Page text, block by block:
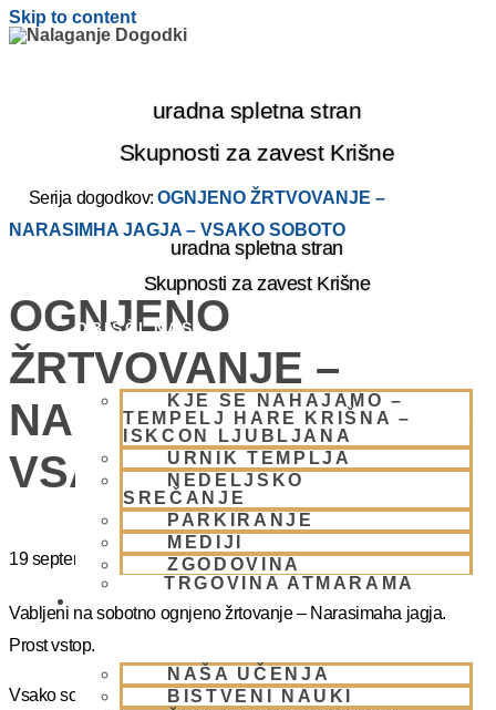
Skip to content
uradna spletna stran
Skupnosti za zavest Krišne
uradna spletna stran
Skupnosti za zavest Krišne
OBIŠČI NAS
KJE SE NAHAJAMO –
TEMPELJ HARE KRIŠNA –
ISKCON LJUBLJANA
URNIK TEMPLJA
NEDELJSKO
SREČANJE
PARKIRANJE
MEDIJI
ZGODOVINA
TRGOVINA ATMARAMA
NAŠA UČENJA
BISTVENI NAUKI
Serija dogodkov:OGNJENO ŽRTVOVANJE –
NARASIMHA JAGJA – VSAKO SOBOTO
OGNJENO
ŽRTVOVANJE –
NARASIMHA JAGJA –
VSAKO SOBOTO
19 septembra @16:00 -17:00
Vabljeni na sobotno ognjeno žrtovanje – Narasimaha jagja.
Prost vstop.
Vsako soboto ob 16.00 do 17:00